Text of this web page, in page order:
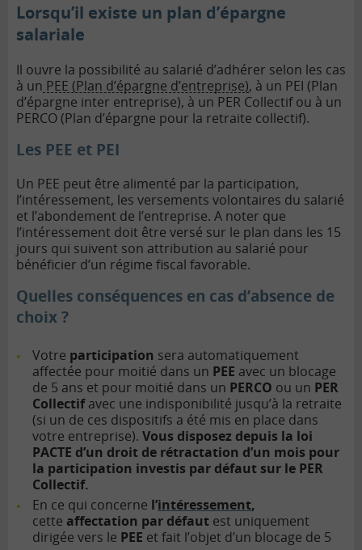
Lorsqu’il existe un plan d’épargne
salariale
Il ouvre la possibilité au salarié d’adhérer selon les cas
à un PEE (Plan d’épargne d’entreprise), à un PEI (Plan
d’épargne inter entreprise), à un PER Collectif ou à un
PERCO (Plan d’épargne pour la retraite collectif).
Les PEE et PEI
Un PEE peut être alimenté par la participation,
l’intéressement, les versements volontaires du salarié
et l’abondement de l’entreprise. A noter que
l’intéressement doit être versé sur le plan dans les 15
jours qui suivent son attribution au salarié pour
bénéficier d’un régime fiscal favorable.
Quelles conséquences en cas d’absence de
choix ?
Votre participation sera automatiquement
affectée pour moitié dans un PEE avec un blocage
de 5 ans et pour moitié dans un PERCO ou un PER
Collectifavec une indisponibilité jusqu’à la retraite
(si un de ces dispositifs a été mis en place dans
votre entreprise). Vous disposez depuis la loi
PACTE d’un droit de rétractation d’un mois pour
la participation investis par défaut sur le PER
Collectif.
En ce qui concerne l’intéressement,
cette affectation par défaut est uniquement
dirigée vers le PEE et fait l’objet d’un blocage de 5